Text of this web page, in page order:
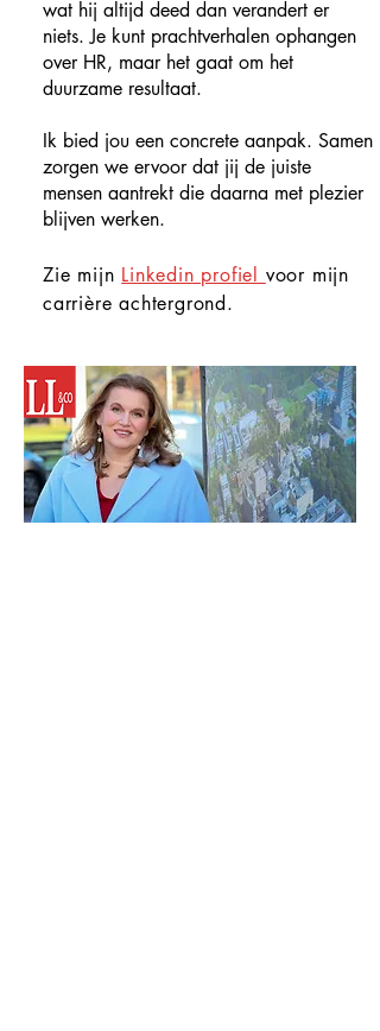
wat hij altijd deed dan verandert er
niets. Je kunt prachtverhalen ophangen
over HR, maar het gaat om het
duurzame resultaat.
Ik bied jou een concrete aanpak. Samen
zorgen we ervoor dat jij de juiste
mensen aantrekt die daarna met plezier
blijven werken.
Zie mijn Linkedin profiel voor mijn
carrière achtergrond.